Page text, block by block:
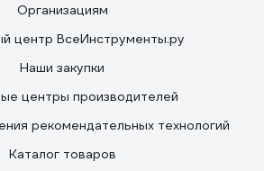
Организациям
центр ВсеИнструменты.ру
Наши закупки
центры производителей
рекомендательных технологий
Каталог товаров